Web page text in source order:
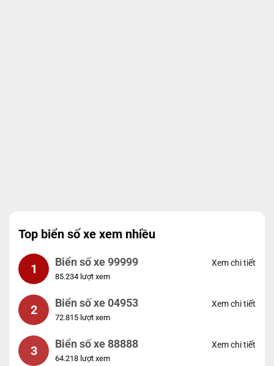
Top biển số xe xem nhiều
1 Biển số xe 99999
85.234 lượt xem
Xem chi tiết
2 Biển số xe 04953
72.815 lượt xem
Xem chi tiết
3 Biển số xe 88888
64.218 lượt xem
Xem chi tiết